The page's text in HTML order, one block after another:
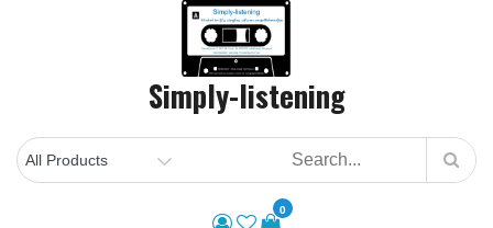
Simply-listening
0